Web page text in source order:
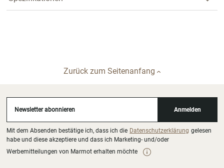
Zurück zum Seitenanfang
Newsletter abonnieren Anmelden
Mit dem Absenden bestätige ich, dass ich die Datenschutzerklärung gelesen
habe und diese akzeptiere und dass ich Marketing- und/oder
Werbemitteilungen von Marmot erhalten möchte